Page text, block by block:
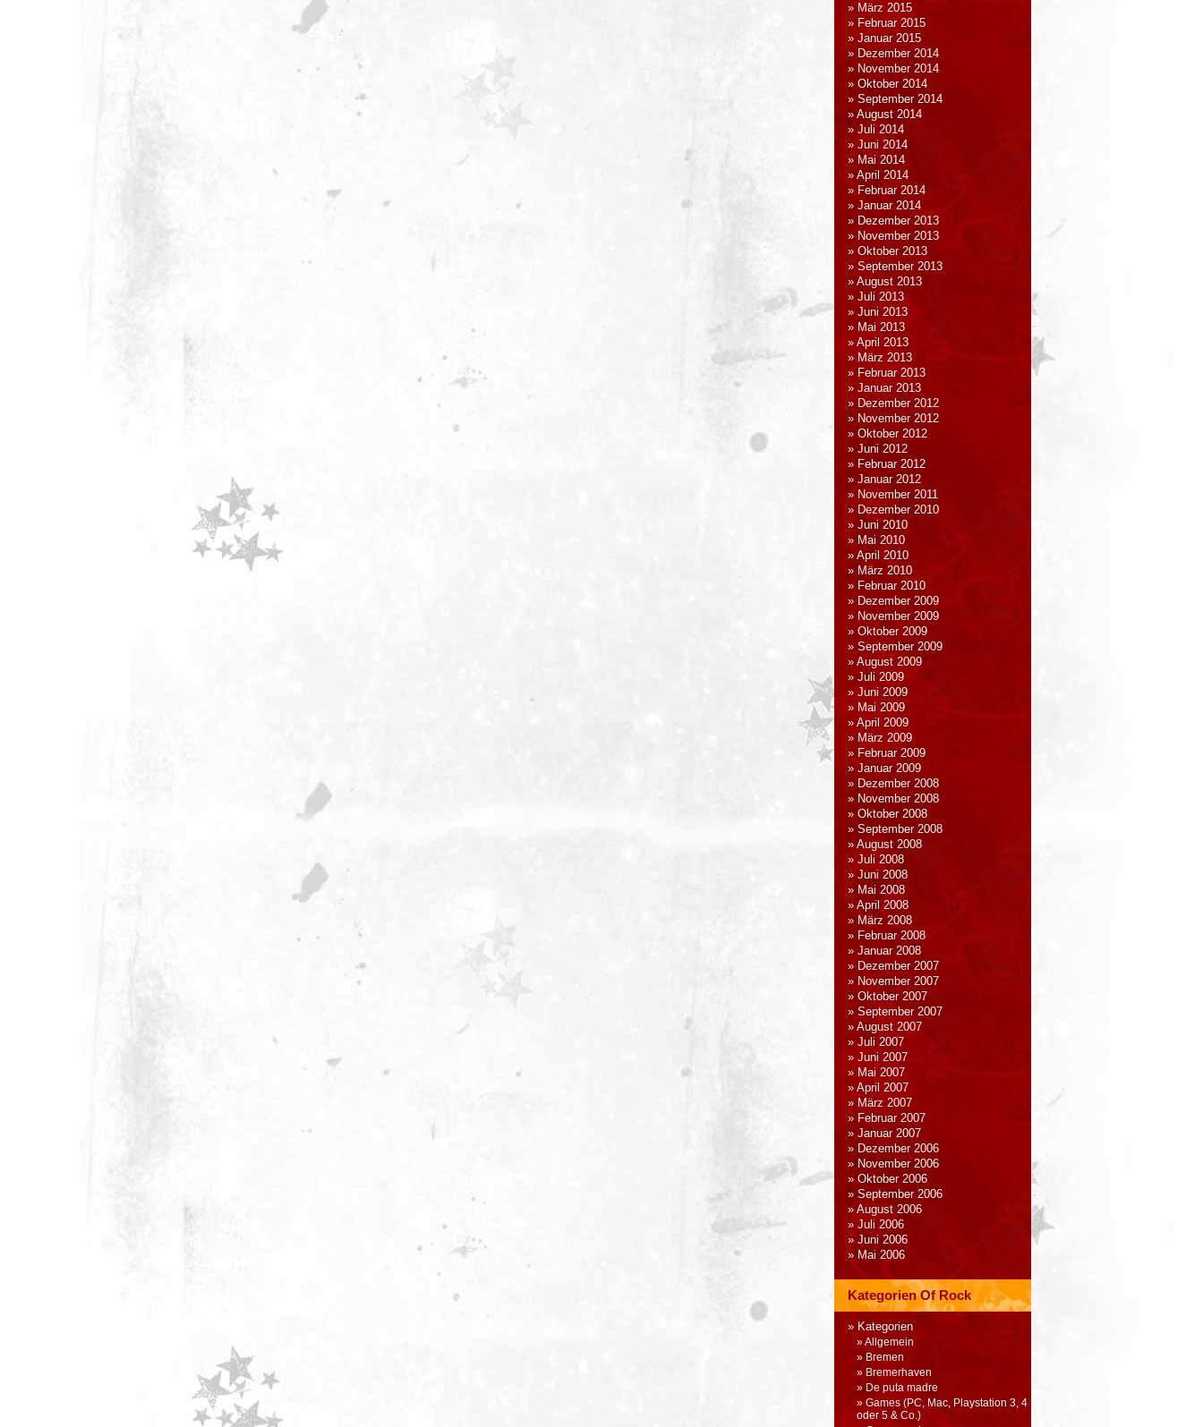
März 2015
Februar 2015
Januar 2015
Dezember 2014
November 2014
Oktober 2014
September 2014
August 2014
Juli 2014
Juni 2014
Mai 2014
April 2014
Februar 2014
Januar 2014
Dezember 2013
November 2013
Oktober 2013
September 2013
August 2013
Juli 2013
Juni 2013
Mai 2013
April 2013
März 2013
Februar 2013
Januar 2013
Dezember 2012
November 2012
Oktober 2012
Juni 2012
Februar 2012
Januar 2012
November 2011
Dezember 2010
Juni 2010
Mai 2010
April 2010
März 2010
Februar 2010
Dezember 2009
November 2009
Oktober 2009
September 2009
August 2009
Juli 2009
Juni 2009
Mai 2009
April 2009
März 2009
Februar 2009
Januar 2009
Dezember 2008
November 2008
Oktober 2008
September 2008
August 2008
Juli 2008
Juni 2008
Mai 2008
April 2008
März 2008
Februar 2008
Januar 2008
Dezember 2007
November 2007
Oktober 2007
September 2007
August 2007
Juli 2007
Juni 2007
Mai 2007
April 2007
März 2007
Februar 2007
Januar 2007
Dezember 2006
November 2006
Oktober 2006
September 2006
August 2006
Juli 2006
Juni 2006
Mai 2006
Kategorien Of Rock
Kategorien
Allgemein
Bremen
Bremerhaven
De puta madre
Games (PC, Mac, Playstation 3, 4
oder 5 & Co.)